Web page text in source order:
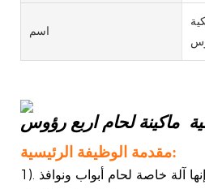
اسم
ماكينة لحام اربع رؤوس
مقدمة الوظيفة الرئيسية:
1). إنها آلة خاصة لحام أبواب ونوافذ PVC / UPVC /